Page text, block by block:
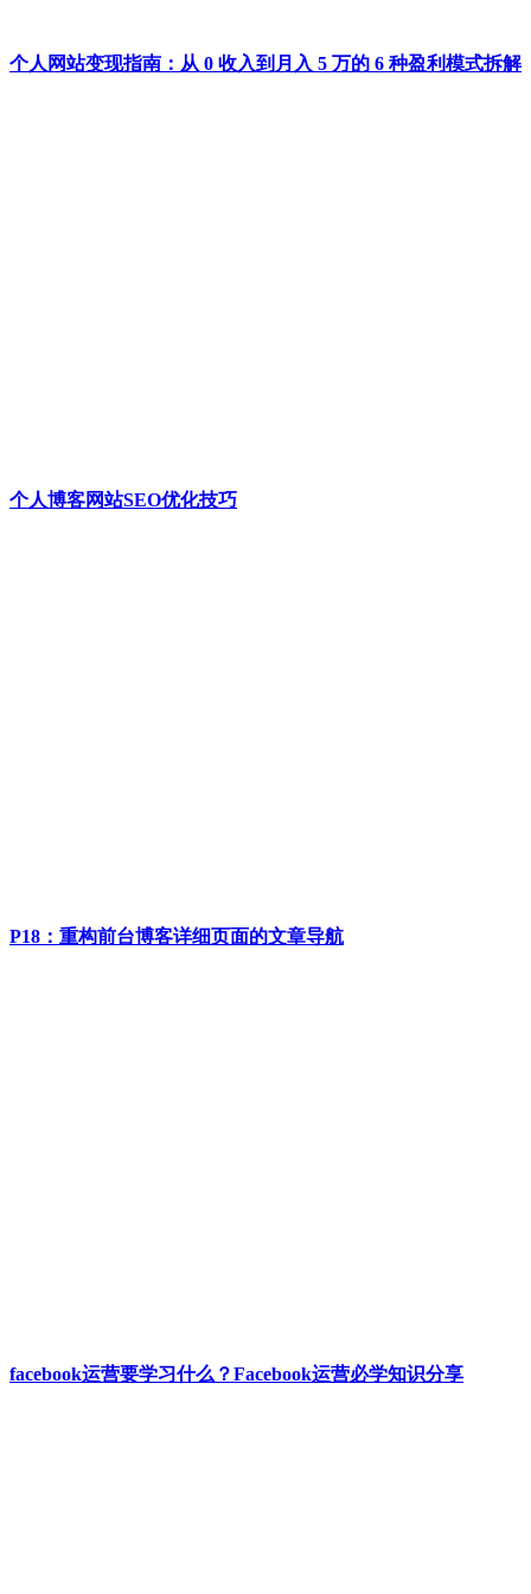
个人网站变现指南：从 0 收入到月入 5 万的 6 种盈利模式拆解
个人博客网站SEO优化技巧
P18：重构前台博客详细页面的文章导航
facebook运营要学习什么？Facebook运营必学知识分享